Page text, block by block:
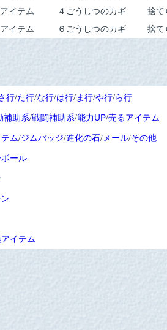
イテム
４ごうしつのカギ
捨て
イテム
６ごうしつのカギ 捨て
行/た行/な行/は行/ま行/や行/ら行
補助系/戦闘補助系/能力UP/売るアイテム
ム/ジムバッジ/進化の石/ メール/その他
ール
イテム